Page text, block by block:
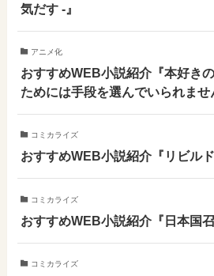
気だす -』
アニメ化
おすすめWEB小説紹介『本好き
ためには手段を選んでいられませ
コミカライズ
おすすめWEB小説紹介『リビルド
コミカライズ
おすすめWEB小説紹介『日本国召
コミカライズ